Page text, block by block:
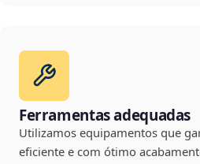
Ferramentas adequadas
Utilizamos equipamentos que
eficiente e com ótimo